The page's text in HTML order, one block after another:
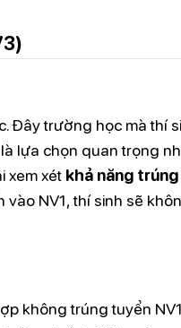
Đây trường học mà thí
lựa chọn quan trọng
xem xét khả năng
NV1, thí sinh sẽ
không trúng tuyển